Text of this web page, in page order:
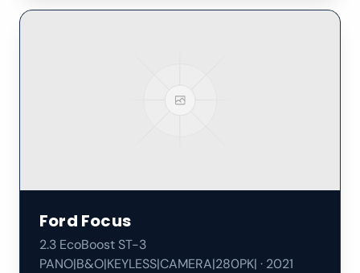
Ford Focus
2.3 EcoBoost ST-3
PANO|B&O|KEYLESS|CAMERA|280PK| · 2021